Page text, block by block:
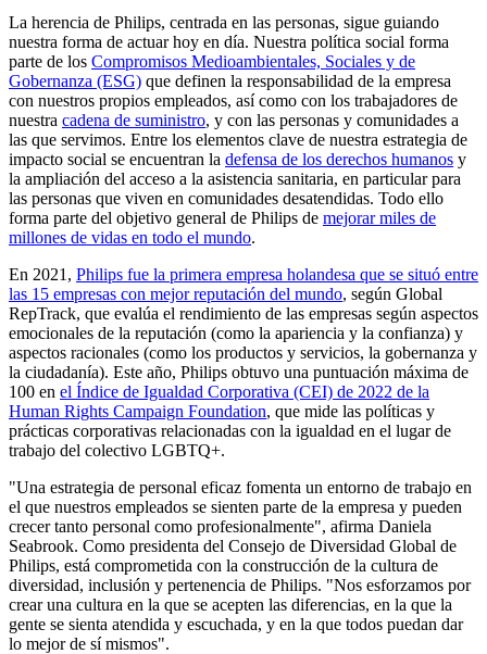
La herencia de Philips, centrada en las personas, sigue guiando
nuestra forma de actuar hoy en día. Nuestra política social forma
parte de los Compromisos Medioambientales, Sociales y de
Gobernanza (ESG) que definen la responsabilidad de la empresa
con nuestros propios empleados, así como con los trabajadores de
nuestra cadena de suministro, y con las personas y comunidades a
las que servimos. Entre los elementos clave de nuestra estrategia de
impacto social se encuentran la defensa de los derechos humanos y
la ampliación del acceso a la asistencia sanitaria, en particular para
las personas que viven en comunidades desatendidas. Todo ello
forma parte del objetivo general de Philips de mejorar miles de
millones de vidas en todo el mundo.
En 2021, Philips fue la primera empresa holandesa que se situó entre
las 15 empresas con mejor reputación del mundo, según Global
RepTrack, que evalúa el rendimiento de las empresas según aspectos
emocionales de la reputación (como la apariencia y la confianza) y
aspectos racionales (como los productos y servicios, la gobernanza y
la ciudadanía). Este año, Philips obtuvo una puntuación máxima de
100 en el Índice de Igualdad Corporativa (CEI) de 2022 de la
Human Rights Campaign Foundation, que mide las políticas y
prácticas corporativas relacionadas con la igualdad en el lugar de
trabajo del colectivo LGBTQ+.
"Una estrategia de personal eficaz fomenta un entorno de trabajo en
el que nuestros empleados se sienten parte de la empresa y pueden
crecer tanto personal como profesionalmente", afirma Daniela
Seabrook. Como presidenta del Consejo de Diversidad Global de
Philips, está comprometida con la construcción de la cultura de
diversidad, inclusión y pertenencia de Philips. "Nos esforzamos por
crear una cultura en la que se acepten las diferencias, en la que la
gente se sienta atendida y escuchada, y en la que todos puedan dar
lo mejor de sí mismos".